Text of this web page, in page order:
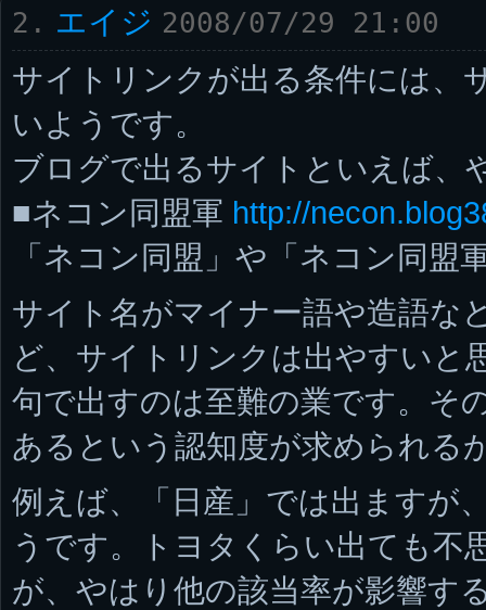
2. エイジ 2008/07/29 21:00
サイトリンクが出る条件には、
いようです。
ブログで出るサイトといえば、
■ネコン同盟軍 http://
「ネコン同盟」や「ネコン同盟
サイト名がマイナー語や造語な
ど、サイトリンクは出やすいと
句で出すのは至難の業です。そ
あるという認知度が求められる
例えば、「日産」では出ますが
うです。トヨタくらい出ても不
が、やはり他の該当率が影響す